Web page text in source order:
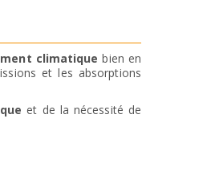
climatique bien en
et les absorptions
et de la nécessité de